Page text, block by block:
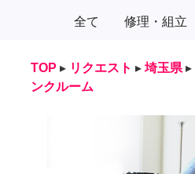
全て 修理・組立
TOP ▸ リクエスト ▸ 埼玉県 ▸
ンクルーム